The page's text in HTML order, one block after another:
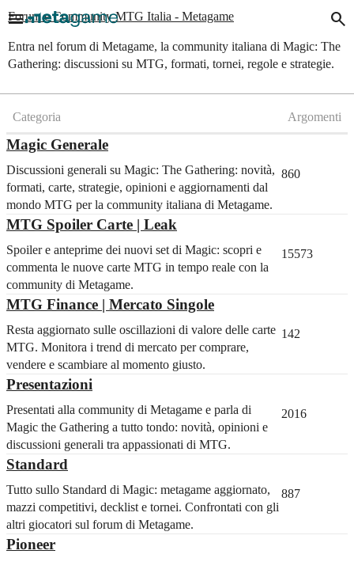
menu search
Forum e Community MTG Italia - Metagame
Entra nel forum di Metagame, la community italiana di Magic: The
Gathering: discussioni su MTG, formati, tornei, regole e strategie.
Categoria Argomenti
Magic Generale
Discussioni generali su Magic: The Gathering: novità,
formati, carte, strategie, opinioni e aggiornamenti dal
mondo MTG per la community italiana di Metagame.
860
MTG Spoiler Carte | Leak
Spoiler e anteprime dei nuovi set di Magic: scopri e
commenta le nuove carte MTG in tempo reale con la
community di Metagame.
15573
MTG Finance | Mercato Singole
Resta aggiornato sulle oscillazioni di valore delle carte
MTG. Monitora i trend di mercato per comprare,
vendere e scambiare al momento giusto.
142
Presentazioni
Presentati alla community di Metagame e parla di
Magic the Gathering a tutto tondo: novità, opinioni e
discussioni generali tra appassionati di MTG.
2016
Standard
Tutto sullo Standard di Magic: metagame aggiornato,
mazzi competitivi, decklist e tornei. Confrontati con gli
altri giocatori sul forum di Metagame.
887
Pioneer